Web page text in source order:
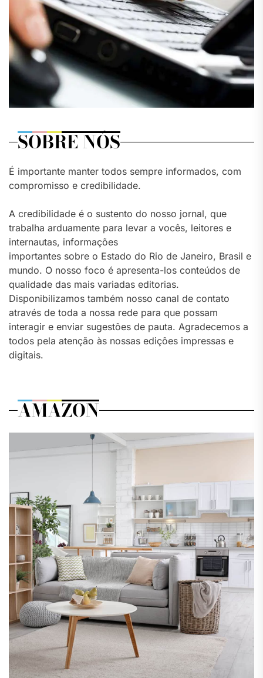
SOBRE NÓS
É importante manter todos sempre informados, com
compromisso e credibilidade.
A credibilidade é o sustento do nosso jornal, que
trabalha arduamente para levar a vocês, leitores e
internautas, informações
importantes sobre o Estado do Rio de Janeiro, Brasil e
mundo. O nosso foco é apresenta-los conteúdos de
qualidade das mais variadas editorias.
Disponibilizamos também nosso canal de contato
através de toda a nossa rede para que possam
interagir e enviar sugestões de pauta. Agradecemos a
todos pela atenção às nossas edições impressas e
digitais.
AMAZON